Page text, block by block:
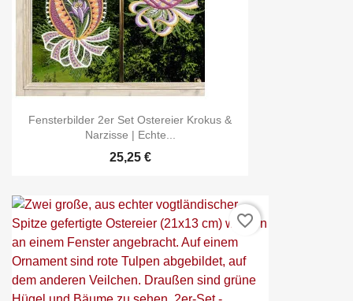
Fensterbilder 2er Set Ostereier Krokus &
Narzisse | Echte...
25,25 €
favorite_border